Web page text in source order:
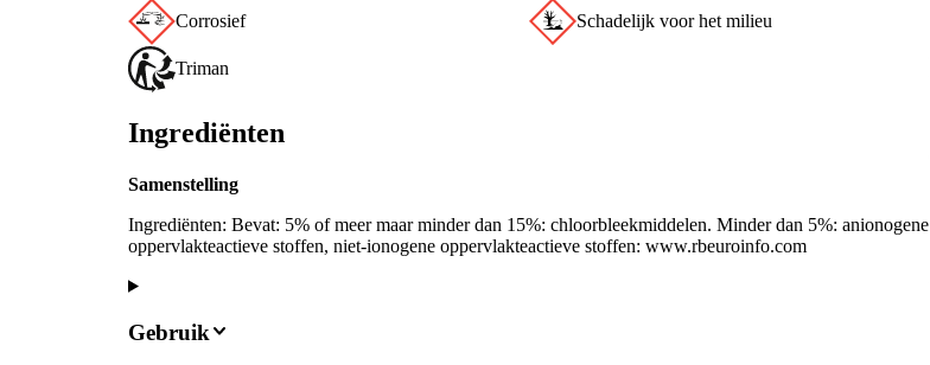
Corrosief
Schadelijk voor het milieu
Triman
Ingrediënten
Samenstelling
Ingrediënten: Bevat: 5% of meer maar minder dan 15%: chloorbleekmiddelen. Minder dan 5%: anionogene
oppervlakteactieve stoffen, niet-ionogene oppervlakteactieve stoffen: www.rbeuroinfo.com
Gebruik